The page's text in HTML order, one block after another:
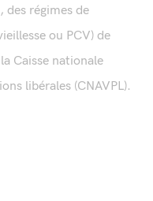
des régimes de
ou PCV) de
Caisse nationale
libérales (CNAVPL).